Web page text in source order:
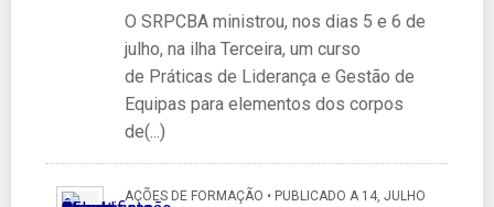
O SRPCBA ministrou, nos dias 5 e 6 de
julho, na ilha Terceira, um curso
de Práticas de Liderança e Gestão de
Equipas para elementos dos corpos
de(...)
AÇÕES DE FORMAÇÃO • PUBLICADO A 14, JULHO